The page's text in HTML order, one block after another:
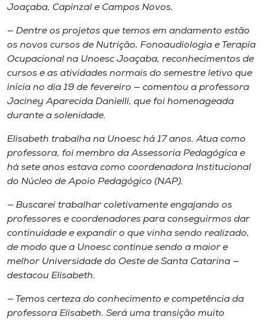
A+
A-
Joaçaba, Capinzal e Campos Novos.
— Dentre os projetos que temos em andamento estão
os novos cursos de Nutrição, Fonoaudiologia e Terapia
Ocupacional na Unoesc Joaçaba, reconhecimentos de
cursos e as atividades normais do semestre letivo que
inicia no dia 19 de fevereiro — comentou a professora
Jaciney Aparecida Danielli, que foi homenageada
durante a solenidade.
Elisabeth trabalha na Unoesc há 17 anos. Atua como
professora, foi membro da Assessoria Pedagógica e
há sete anos estava como coordenadora Institucional
do Núcleo de Apoio Pedagógico (NAP).
— Buscarei trabalhar coletivamente engajando os
professores e coordenadores para conseguirmos dar
continuidade e expandir o que vinha sendo realizado,
de modo que a Unoesc continue sendo a maior e
melhor Universidade do Oeste de Santa Catarina —
destacou Elisabeth.
— Temos certeza do conhecimento e competência da
professora Elisabeth. Será uma transição muito